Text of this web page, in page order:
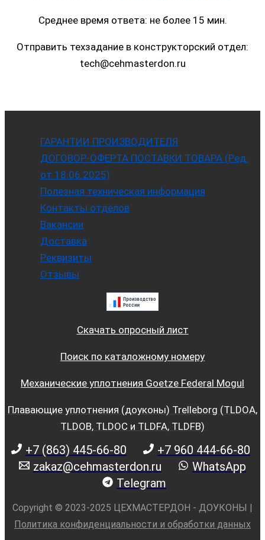
Среднее время ответа: не более 15 мин.
Отправить техзадание в конструкторский отдел:
tech@cehmasterdon.ru
ГАРАНТИИ ПРОИЗВОДИТЕЛЯ
ДОГОВОР-ОФЕРТА ПОСТАВКИ ТОВАРА (Ред.
от 18.06.2025)
Полезная техническая информация
Контакты отделов
Вакансии
Доставка
Реквизиты
Отзывы
Скачать опросный лист
Поиск по каталожному номеру
Механические уплотнения Goetze Federal Mogul
Плавающие уплотнения (доуконы) Trelleborg (TLDOA,
TLDOB, TLDOC и TLDFA, TLDFB)
+7 (863) 445-66-80
+7 960 444-66-80
zakaz@cehmasterdon.ru
WhatsApp
Telegram
Copyright © 2023-2025 ЦЕХМАСТЕРДОН - ДОУКОНЫ |
Политика конфиденциальности и обработки данных